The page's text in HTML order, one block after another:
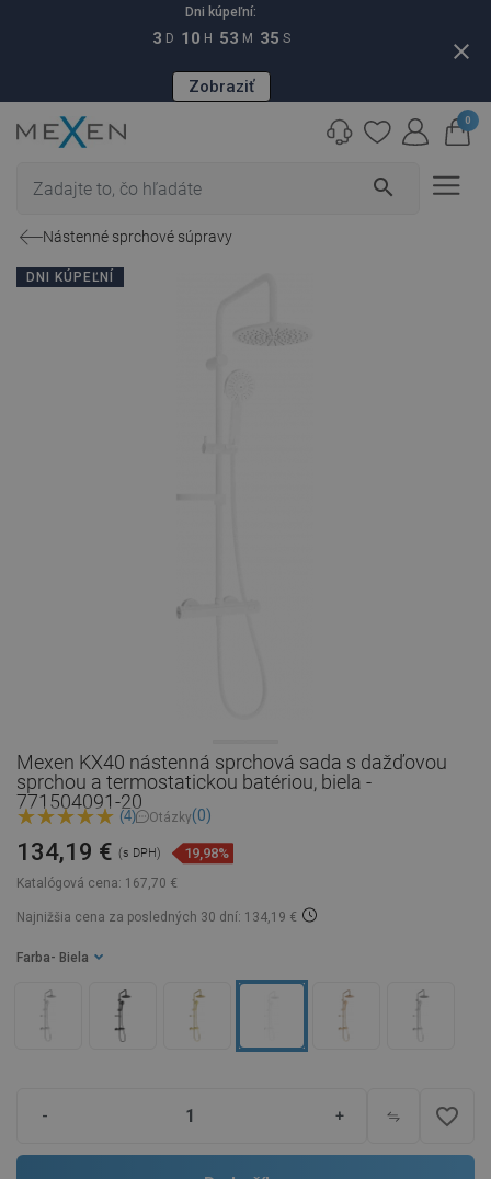
Dni kúpeľní:
3 D 10 H 53 M 34 S
Zobraziť
close
search
0
Nástenné sprchové súpravy
DNI KÚPEĽNÍ
Mexen KX40 nástenná sprchová sada s dažďovou
sprchou a termostatickou batériou, biela -
771504091-20
(4) Otázky(0)
Katalógová cena: 167,70 €
134,19 € (s DPH) 19,98%
Najnižšia cena za posledných 30 dní: 134,19 €
Farba - Biela
- + favorite_border